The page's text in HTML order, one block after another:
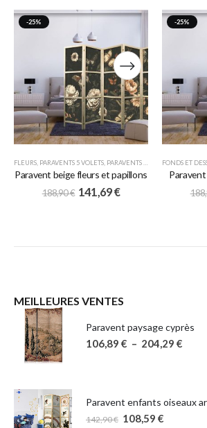
-25%
FLEURS, PARAVENTS 5 VOLETS, PARAVENTS JAPONAIS
Paravent beige fleurs et papillons
188,90€ 141,69€
-25%
FONDS ET
MEILLEURES VENTES
Paravent paysage cyprès
106,89 € – 204,29 €
Paravent enfants oiseaux
142,90€ 108,59 €